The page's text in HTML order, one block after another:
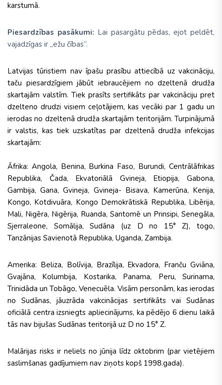
karstumā.
Piesardzības pasākumi: Lai pasargātu pēdas, ejot peldēt,
vajadzīgas ir „ežu čības”.
Latvijas tūristiem nav īpašu prasību attiecībā uz vakcināciju,
taču piesardzīgiem jābūt iebraucējiem no dzeltenā drudža
skartajām valstīm. Tiek prasīts sertifikāts par vakcināciju pret
dzelteno drudzi visiem ceļotājiem, kas vecāki par 1 gadu un
ierodas no dzeltenā drudža skartajām teritorijām. Turpinājumā
ir valstis, kas tiek uzskatītas par dzeltenā drudža infekcijas
skartajām:
Āfrika: Angola, Benina, Burkina Faso, Burundi, Centrālāfrikas
Republika, Čada, Ekvatoriālā Gvineja, Etiopija, Gabona,
Gambija, Gana, Gvineja, Gvineja- Bisava, Kamerūna, Kenija,
Kongo, Kotdivuāra, Kongo Demokrātiskā Republika, Libērija,
Mali, Nigēra, Nigērija, Ruanda, Santomē un Prinsipi, Senegāla,
Sjerraleone, Somālija, Sudāna (uz D no 15° Z), togo,
Tanzānijas Savienotā Republika, Uganda, Zambija.
Amerika: Beliza, Bolīvija, Brazīlija, Ekvadora, Franču Gviāna,
Gvajāna, Kolumbija, Kostarika, Panama, Peru, Surinama,
Trinidāda un Tobāgo, Venecuēla. Visām personām, kas ierodas
no Sudānas, jāuzrāda vakcinācijas sertifikāts vai Sudānas
oficiālā centra izsniegts apliecinājums, ka pēdējo 6 dienu laikā
tās nav bijušas Sudānas teritorijā uz D no 15° Z.
Malārijas risks ir neliels no jūnija līdz oktobrim (par vietējiem
saslimšanas gadījumiem nav ziņots kopš 1998.gada).